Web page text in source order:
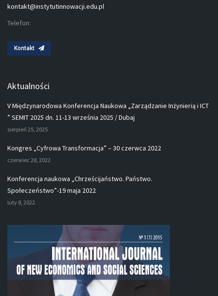
kontakt@instytutinnowacji.edu.pl
Telefon:
Kontakt
Aktualności
V Międzynarodowa Konferencja Naukowa „Zarządzanie Inżynierią i ICT
” SEMIT 2025 dn. 11-13 września 2025 / Dubaj
sierpień 25, 2025
Kongres „Cyfrowa Transformacja” – 30 czerwca 2022
czerwiec 28, 2022
Konferencja naukowa „Chrześcijaństwo. Państwo.
Społeczeństwo”-19 maja 2022
luty 8, 2022